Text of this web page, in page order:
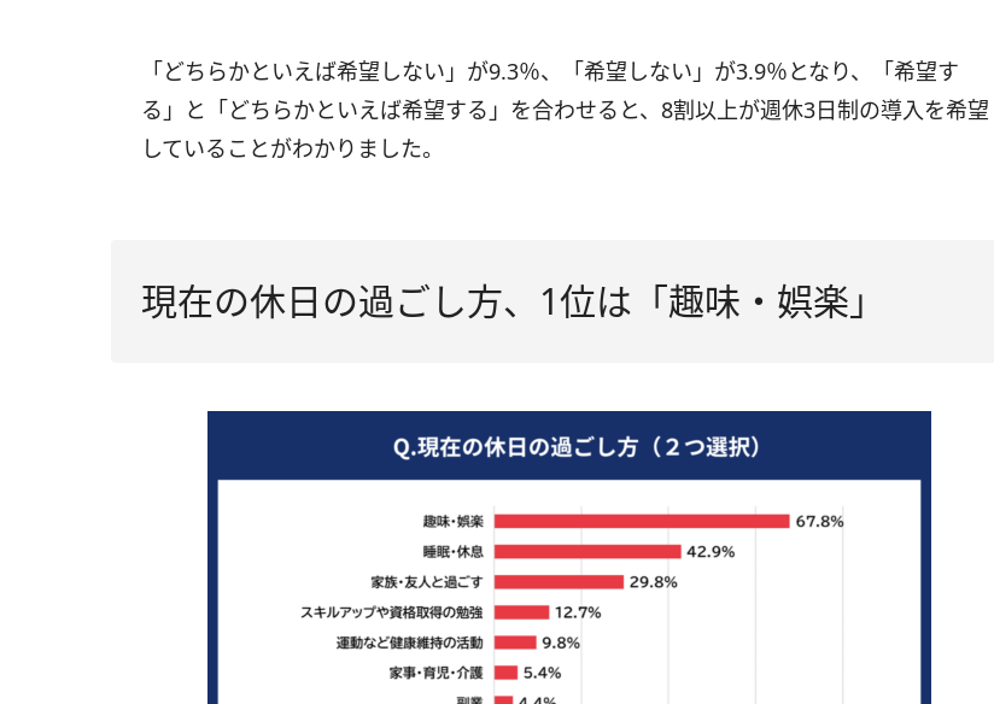
「どちらかといえば希望しない」が9.3％、「希望しない」が3.9％となり、「希望す
る」と「どちらかといえば希望する」を合わせると、8割以上が週休3日制の導入を希望
していることがわかりました。
現在の休日の過ごし方、1位は「趣味・娯楽」